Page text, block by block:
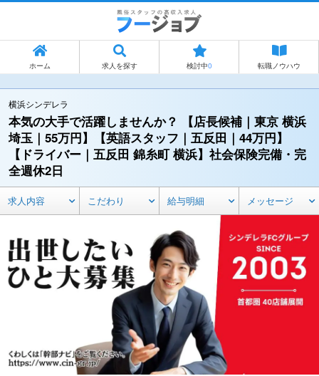
ホーム 求人を探す 検討中0 転職ノウハウ
横浜シンデレラ
本気の大手で活躍しませんか？ 【店長候補｜東京 横浜
埼玉｜55万円】【英語スタッフ｜五反田｜44万円】
【ドライバー｜五反田 錦糸町 横浜】社会保険完備・完
全週休2日
求人内容 こだわり 給与明細 メッセージ